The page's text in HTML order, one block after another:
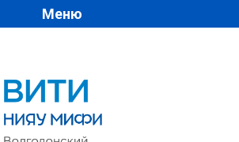
Перейти кМеню